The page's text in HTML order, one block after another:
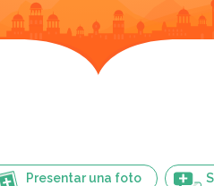
Presentar una foto